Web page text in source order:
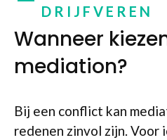
DRIJFVEREN
Wanneer
mediation?
Bij een conflict kan
redenen zinvol zijn. Voor